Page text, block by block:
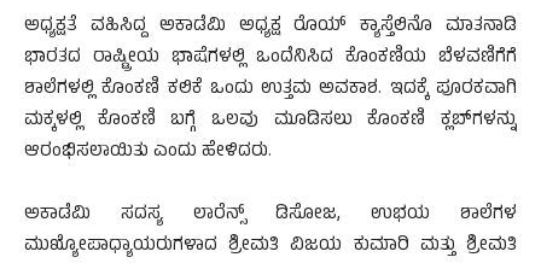
ಅಧ್ಯಕ್ಷತೆ ವಹಿಸಿದ್ದ ಅಕಾಡೆಮಿ ಅಧ್ಯಕ್ಷ ರೊಯ್ ಕ್ಯಾಸ್ತೆಲಿನೊ ಮಾತನಾಡಿ
ಭಾರತದ ರಾಷ್ಟ್ರೀಯ ಭಾಷೆಗಳಲ್ಲಿ ಒಂದೆನಿಸಿದ ಕೊಂಕಣಿಯ ಬೆಳವಣಿಗೆಗೆ
ಶಾಲೆಗಳಲ್ಲಿ ಕೊಂಕಣಿ ಕಲಿಕೆ ಒಂದು ಉತ್ತಮ ಅವಕಾಶ. ಇದಕ್ಕೆ ಪೂರಕವಾಗಿ
ಮಕ್ಕಳಲ್ಲಿ ಕೊಂಕಣಿ ಬಗ್ಗೆ ಒಲವು ಮೂಡಿಸಲು ಕೊಂಕಣಿ ಕ್ಲಬ್‍ಗಳನ್ನು
ಆರಂಭಿಸಲಾಯಿತು ಎಂದು ಹೇಳಿದರು.
ಅಕಾಡೆಮಿ ಸದಸ್ಯ ಲಾರೆನ್ಸ್ ಡಿಸೋಜ, ಉಭಯ ಶಾಲೆಗಳ
ಮುಖ್ಯೋಪಾಧ್ಯಾಯರುಗಳಾದ ಶ್ರೀಮತಿ ವಿಜಯ ಕುಮಾರಿ ಮತ್ತು ಶ್ರೀಮತಿ